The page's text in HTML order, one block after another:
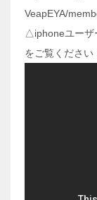
VeapEYA/
△iphoneユーザ
をご覧ください